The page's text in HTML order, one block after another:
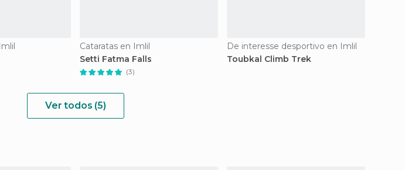
Cataratas en Imlil
Setti Fatma Falls
(3)
De interesse desportivo en Imlil
Toubkal Climb Trek
Ver todos (5)